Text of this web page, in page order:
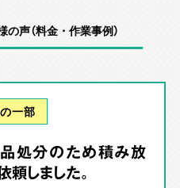
声（料金・作業事例）
一部
処分のため積み放
頼しました。